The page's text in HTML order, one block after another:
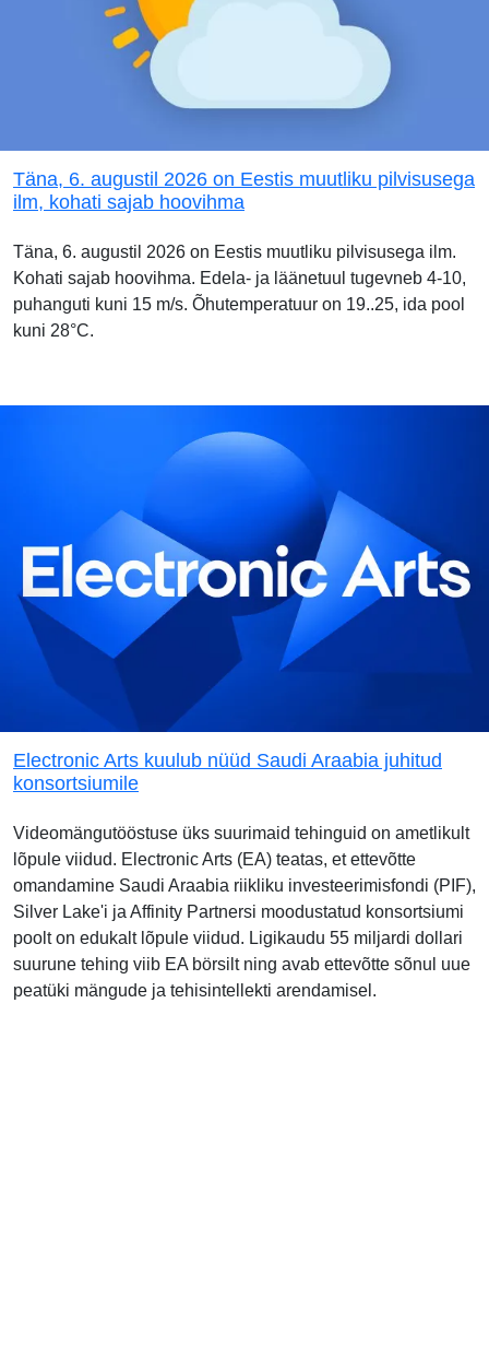
Täna, 6. augustil 2026 on Eestis muutliku pilvisusega
ilm, kohati sajab hoovihma
Täna, 6. augustil 2026 on Eestis muutliku pilvisusega ilm.
Kohati sajab hoovihma. Edela- ja läänetuul tugevneb 4-10,
puhanguti kuni 15 m/s. Õhutemperatuur on 19..25, ida pool
kuni 28°C.
Electronic Arts kuulub nüüd Saudi Araabia juhitud
konsortsiumile
Videomängutööstuse üks suurimaid tehinguid on ametlikult
lõpule viidud. Electronic Arts (EA) teatas, et ettevõtte
omandamine Saudi Araabia riikliku investeerimisfondi (PIF),
Silver Lake'i ja Affinity Partnersi moodustatud konsortsiumi
poolt on edukalt lõpule viidud. Ligikaudu 55 miljardi dollari
suurune tehing viib EA börsilt ning avab ettevõtte sõnul uue
peatüki mängude ja tehisintellekti arendamisel.